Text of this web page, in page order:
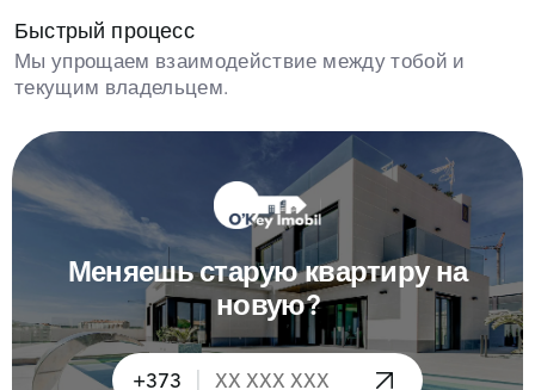
Быстрый процесс
Мы упрощаем взаимодействие между тобой и
текущим владельцем.
Меняешь старую квартиру на
новую?
+373